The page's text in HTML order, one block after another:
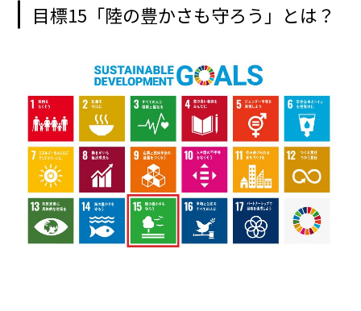
目標15「陸の豊かさも守ろう」とは？